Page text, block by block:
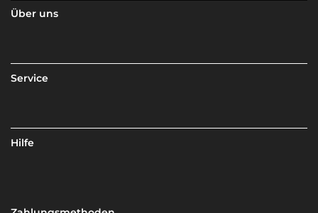
Über uns
Service
Hilfe